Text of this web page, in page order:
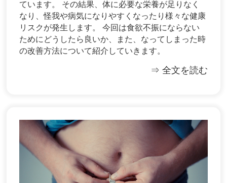
ています。 その結果、体に必要な栄養が足りなく
なり、怪我や病気になりやすくなったり様々な健康
リスクが発生します。 今回は食欲不振にならない
ためにどうしたら良いか、また、なってしまった時
の改善方法について紹介していきます。
⇒ 全文を読む